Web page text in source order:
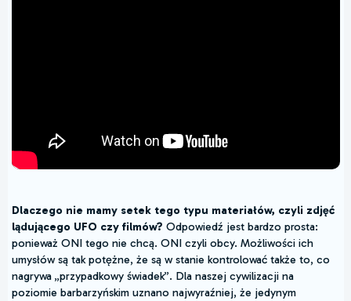
Dlaczego nie mamy setek tego typu materiałów, czyli zdjęć
lądującego UFO czy filmów? Odpowiedź jest bardzo prosta:
ponieważ ONI tego nie chcą. ONI czyli obcy. Możliwości ich
umysłów są tak potężne, że są w stanie kontrolować także to, co
nagrywa „przypadkowy świadek”. Dla naszej cywilizacji na
poziomie barbarzyńskim uznano najwyraźniej, że jedynym